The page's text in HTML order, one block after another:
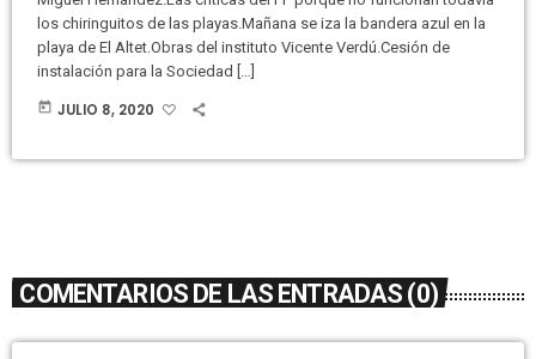
los chiringuitos de las playas.Mañana se iza la bandera azul en la
playa de El Altet.Obras del instituto Vicente Verdú.Cesión de
instalación para la Sociedad […]
today JULIO 8, 2020
COMENTARIOS DE LAS ENTRADAS (0)